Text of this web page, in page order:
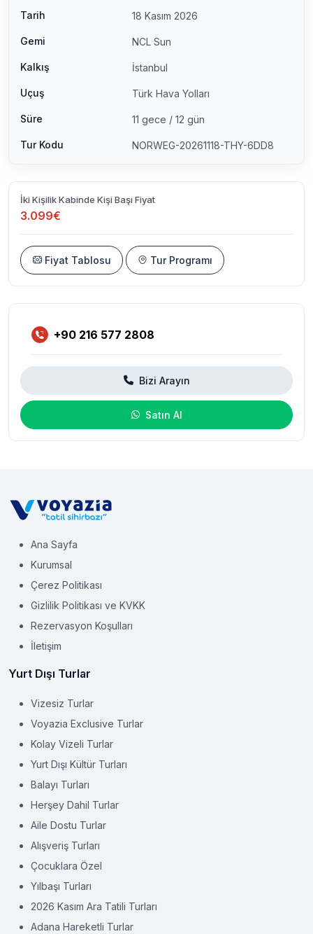
Tarih 18 Kasım 2026
Gemi NCL Sun
Kalkış İstanbul
Uçuş Türk Hava Yolları
Süre 11 gece / 12 gün
Tur Kodu NORWEG-20261118-THY-6DD8
İki Kişilik Kabinde Kişi Başı Fiyat
3.099€
Fiyat Tablosu Tur Programı
+90 216 577 2808
Bizi Arayın
Satın Al
Ana Sayfa
Kurumsal
Çerez Politikası
Gizlilik Politikası ve KVKK
Rezervasyon Koşulları
İletişim
Yurt Dışı Turlar
Vizesiz Turlar
Voyazia Exclusive Turlar
Kolay Vizeli Turlar
Yurt Dışı Kültür Turları
Balayı Turları
Herşey Dahil Turlar
Aile Dostu Turlar
Alışveriş Turları
Çocuklara Özel
Yılbaşı Turları
2026 Kasım Ara Tatili Turları
Adana Hareketli Turlar